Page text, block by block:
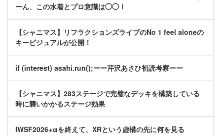
ーん、この水着とプロ意識は◯◯！
【シャニマス】リフラクションズライブのNo 1 feel aloneの
キービジュアルが公開！
if (interest) asahi.run();ーー芹沢あさひ初読考察ーー
【シャニマス】283ステージで完璧なデッキを構築している
時に襲いかかるステージ効果
IWSF2026+αを終えて、XRという虚構の先に何を見る